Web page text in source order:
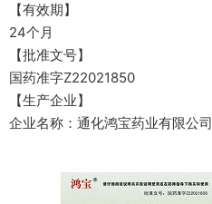
【有效期】
24个月
【批准文号】
国药准字Z22021850
【生产企业】
企业名称：通化鸿宝药业有限公司